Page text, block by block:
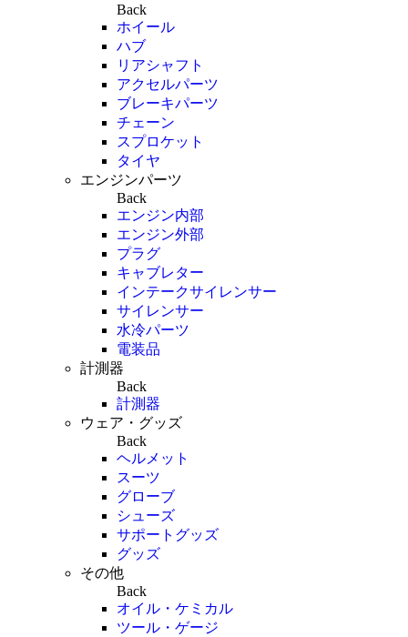
Back
ホイール
ハブ
リアシャフト
アクセルパーツ
ブレーキパーツ
チェーン
スプロケット
タイヤ
エンジンパーツ
Back
エンジン内部
エンジン外部
プラグ
キャブレター
インテークサイレンサー
サイレンサー
水冷パーツ
電装品
計測器
Back
計測器
ウェア・グッズ
Back
ヘルメット
スーツ
グローブ
シューズ
サポートグッズ
グッズ
その他
Back
オイル・ケミカル
ツール・ゲージ